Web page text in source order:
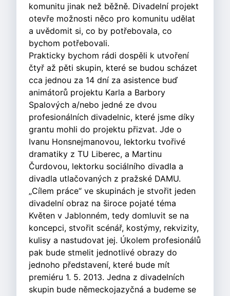
komunitu jinak než běžně. Divadelní projekt
otevře možnosti něco pro komunitu udělat
a uvědomit si, co by potřebovala, co
bychom potřebovali.
Prakticky bychom rádi dospěli k utvoření
čtyř až pěti skupin, které se budou scházet
cca jednou za 14 dní za asistence buď
animátorů projektu Karla a Barbory
Spalových a/nebo jedné ze dvou
profesionálních divadelnic, které jsme díky
grantu mohli do projektu přizvat. Jde o
Ivanu Honsnejmanovou, lektorku tvořivé
dramatiky z TU Liberec, a Martinu
Čurdovou, lektorku sociálního divadla a
divadla utlačovaných z pražské DAMU.
„Cílem práce“ ve skupinách je stvořit jeden
divadelní obraz na široce pojaté téma
Květen v Jablonném, tedy domluvit se na
koncepci, stvořit scénář, kostýmy, rekvizity,
kulisy a nastudovat jej. Úkolem profesionálů
pak bude stmelit jednotlivé obrazy do
jednoho představení, které bude mít
premiéru 1. 5. 2013. Jedna z divadelních
skupin bude německojazyčná a budeme se